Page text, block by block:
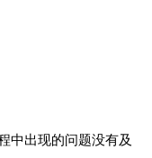
中出现的问题没有及